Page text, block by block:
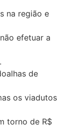
na região e
efetuar a
de
os viadutos
torno de R$